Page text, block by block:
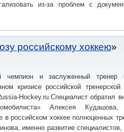
из-за проблем с
российскому хоккею
чемпион и заслуженный
кризисе российской
Hockey.ru.Специалист обратил
Алексея
в российском хоккее полноценных
именно развитие